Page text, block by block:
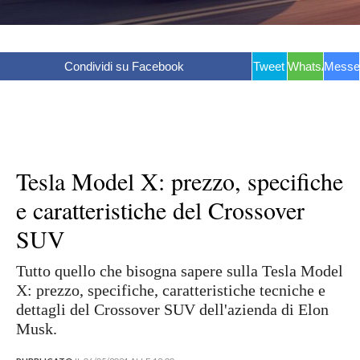
Condividi su Facebook Tweet WhatsApp
Tesla Model X: prezzo, specifiche
e caratteristiche del Crossover
SUV
Tutto quello che bisogna sapere sulla Tesla Model
X: prezzo, specifiche, caratteristiche tecniche e
dettagli del Crossover SUV dell'azienda di Elon
Musk.